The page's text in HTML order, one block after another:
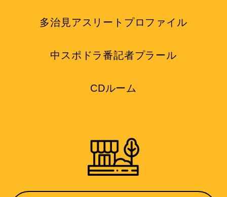
多治見アスリートプロファイル
中スポドラ番記者プラール
CDルーム